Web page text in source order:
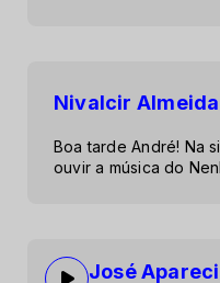
Nivalcir Almeida
Boa tarde André! Na
ouvir a música do
José